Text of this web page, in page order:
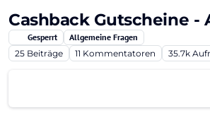
Cashback Gutscheine -
Gesperrt
Allgemeine Fragen
25 Beiträge 11 Kommentatoren 35.7k